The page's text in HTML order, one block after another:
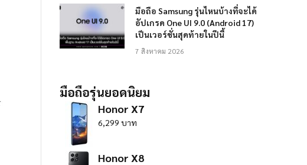
มือถือ Samsung รุ่นไหนบ้างที่จะได้
อัปเกรด One UI 9.0 (Android 17)
เป็นเวอร์ชั่นสุดท้ายในปีนี้
7 สิงหาคม 2026
มือถือรุ่นยอดนิยม
Honor X7
6,299 บาท
Honor X8